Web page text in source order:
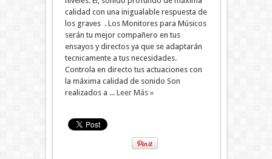
calidad con una inigualable respuesta de
los graves . Los Monitores para Músicos
serán tu mejor compañero en tus
ensayos y directos ya que se adaptarán
tecnicamente a tus necesidades.
Controla en directo tus actuaciones con
la máxima calidad de sonido Son
realizados a ... Leer Más »